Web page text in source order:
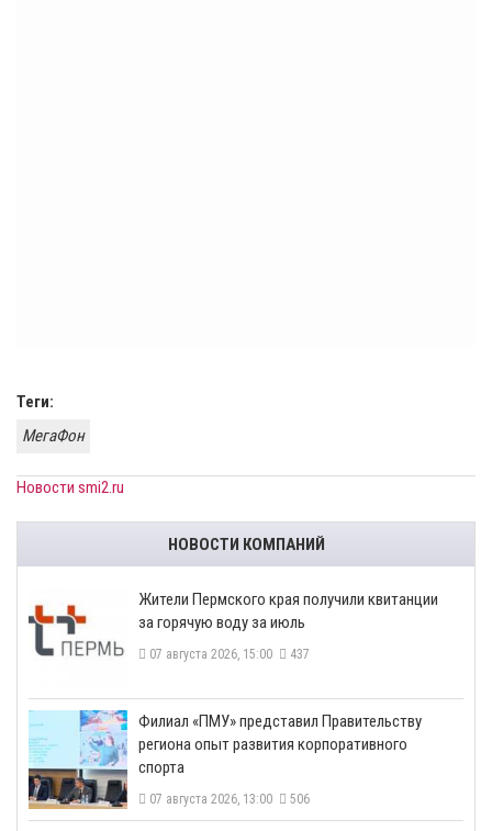
Теги:
МегаФон
Новости smi2.ru
НОВОСТИ КОМПАНИЙ
​Жители Пермского края получили квитанции
за горячую воду за июль
07 августа 2026, 15:00 437
​Филиал «ПМУ» представил Правительству
региона опыт развития корпоративного
спорта
07 августа 2026, 13:00 506